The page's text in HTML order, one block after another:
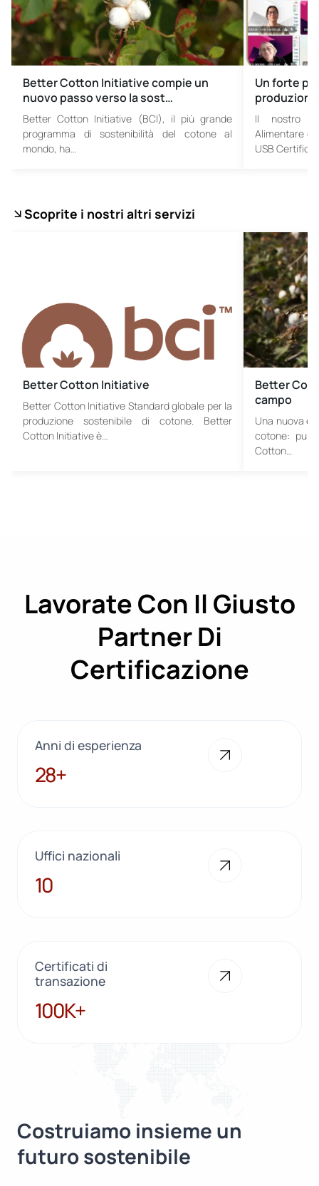
Better Cotton Initiative compie un
nuovo passo verso la sost…
Better Cotton Initiative (BCI), il più grande
programma di sostenibilità del cotone al
mondo, ha…
Un forte
Il nostro
Alimentare e
USB
Scoprite i nostri altri servizi
Better Cotton Initiative
Better Cotton Initiative Standard globale per la
produzione sostenibile di cotone. Better
Cotton Initiative è…
Better
campo
Una nuova
cotone:
Cotton…
Lavorate Con Il Giusto
Partner Di
Certificazione
Anni di esperienza
28+
28+
Uffici nazionali
10
10
Certificati di
transazione
100K+
100K+
Costruiamo insieme un
futuro sostenibile